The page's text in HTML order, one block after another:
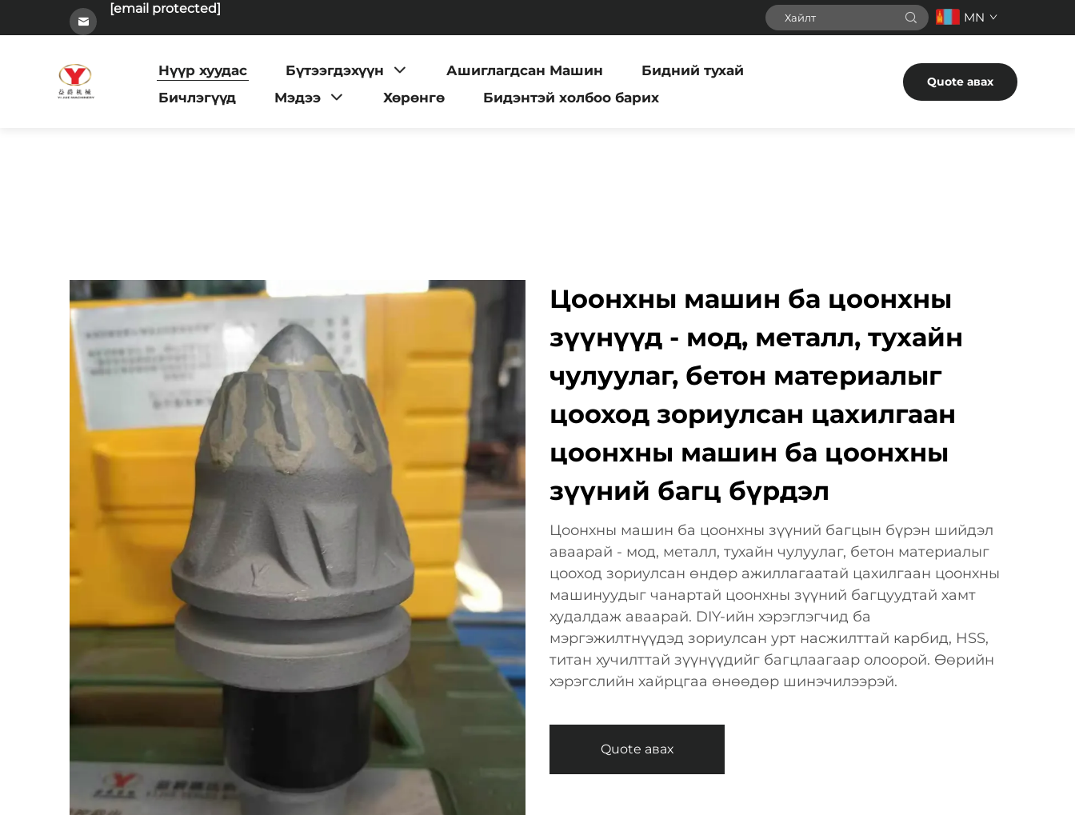
[email protected]
MN
Нүүр хуудас Бүтээгдэхүүн Ашиглагдсан Машин
Бидний тухай
Бичлэгүүд
Мэдээ Хөрөнгө Бидэнтэй холбоо барих
Quote авах
Цоонхны машин ба цоонхны
зүүнүүд - мод, металл, тухайн
чулуулаг, бетон материалыг
цооход зориулсан цахилгаан
цоонхны машин ба цоонхны
зүүний багц бүрдэл
Цоонхны машин ба цоонхны зүүний багцын бүрэн шийдэл
аваарай - мод, металл, тухайн чулуулаг, бетон материалыг
цооход зориулсан өндөр ажиллагаатай цахилгаан цоонхны
машинуудыг чанартай цоонхны зүүний багцуудтай хамт
худалдаж аваарай. DIY-ийн хэрэглэгчид ба
мэргэжилтнүүдэд зориулсан урт насжилттай карбид, HSS,
титан хучилттай зүүнүүдийг багцлаагаар олоорой. Өөрийн
хэрэгслийн хайрцгаа өнөөдөр шинэчилээрэй.
Quote авах